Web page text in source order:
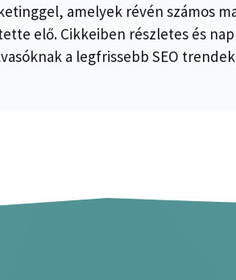
amelyek révén számos
elő. Cikkeiben részletes és
a legfrissebb SEO